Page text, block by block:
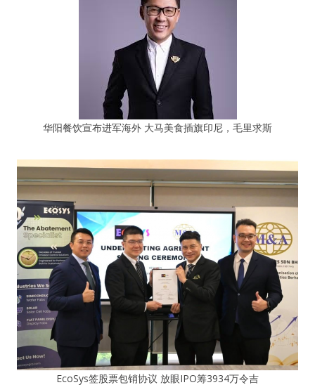
华阳餐饮宣布进军海外 大马美食插旗印尼，毛里求斯
EcoSys签股票包销协议 放眼IPO筹3934万令吉